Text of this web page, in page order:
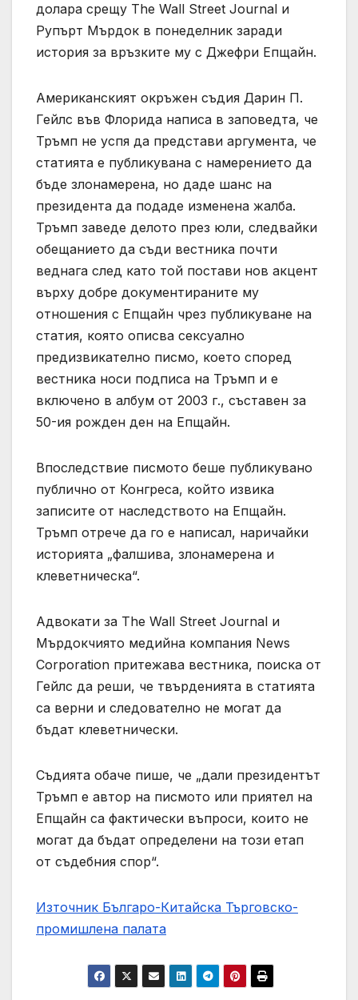
долара срещу The Wall Street Journal и
Рупърт Мърдок в понеделник заради
история за връзките му с Джефри Епщайн.
Американският окръжен съдия Дарин П.
Гейлс във Флорида написа в заповедта, че
Тръмп не успя да представи аргумента, че
статията е публикувана с намерението да
бъде злонамерена, но даде шанс на
президента да подаде изменена жалба.
Тръмп заведе делото през юли, следвайки
обещанието да съди вестника почти
веднага след като той постави нов акцент
върху добре документираните му
отношения с Епщайн чрез публикуване на
статия, която описва сексуално
предизвикателно писмо, което според
вестника носи подписа на Тръмп и е
включено в албум от 2003 г., съставен за
50-ия рожден ден на Епщайн.
Впоследствие писмото беше публикувано
публично от Конгреса, който извика
записите от наследството на Епщайн.
Тръмп отрече да го е написал, наричайки
историята „фалшива, злонамерена и
клеветническа“.
Адвокати за The Wall Street Journal и
Мърдокчиято медийна компания News
Corporation притежава вестника, поиска от
Гейлс да реши, че твърденията в статията
са верни и следователно не могат да
бъдат клеветнически.
Съдията обаче пише, че „дали президентът
Тръмп е автор на писмото или приятел на
Епщайн са фактически въпроси, които не
могат да бъдат определени на този етап
от съдебния спор“.
Източник Българо-Китайска Търговско-
промишлена палaта